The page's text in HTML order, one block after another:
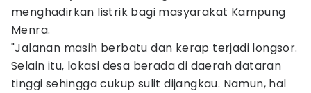
menghadirkan listrik bagi masyarakat Kampung
Menra.
"Jalanan masih berbatu dan kerap terjadi longsor.
Selain itu, lokasi desa berada di daerah dataran
tinggi sehingga cukup sulit dijangkau. Namun, hal